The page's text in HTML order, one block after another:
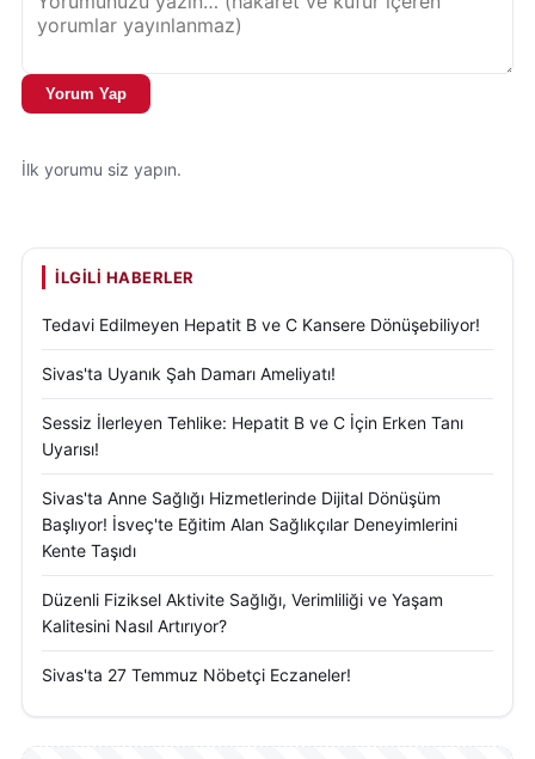
Yorum Yap
İlk yorumu siz yapın.
İLGILI HABERLER
Tedavi Edilmeyen Hepatit B ve C Kansere Dönüşebiliyor!
Sivas'ta Uyanık Şah Damarı Ameliyatı!
Sessiz İlerleyen Tehlike: Hepatit B ve C İçin Erken Tanı
Uyarısı!
Sivas'ta Anne Sağlığı Hizmetlerinde Dijital Dönüşüm
Başlıyor! İsveç'te Eğitim Alan Sağlıkçılar Deneyimlerini
Kente Taşıdı
Düzenli Fiziksel Aktivite Sağlığı, Verimliliği ve Yaşam
Kalitesini Nasıl Artırıyor?
Sivas'ta 27 Temmuz Nöbetçi Eczaneler!